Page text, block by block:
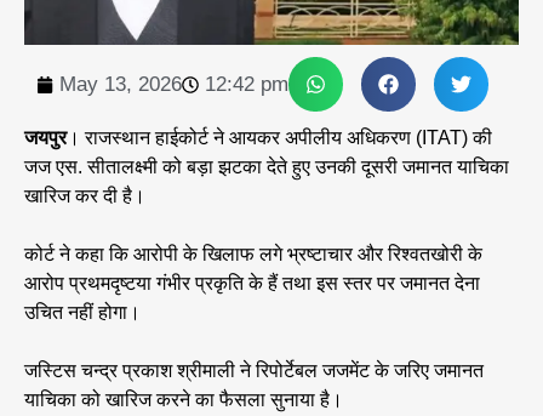
May 13, 2026 12:42 pm
जयपुर। राजस्थान हाईकोर्ट ने आयकर अपीलीय अधिकरण (ITAT) की
जज एस. सीतालक्ष्मी को बड़ा झटका देते हुए उनकी दूसरी जमानत याचिका
खारिज कर दी है।
कोर्ट ने कहा कि आरोपी के खिलाफ लगे भ्रष्टाचार और रिश्वतखोरी के
आरोप प्रथमदृष्टया गंभीर प्रकृति के हैं तथा इस स्तर पर जमानत देना
उचित नहीं होगा।
जस्टिस चन्द्र प्रकाश श्रीमाली ने रिपोर्टेबल जजमेंट के जरिए जमानत
याचिका को खारिज करने का फैसला सुनाया है।